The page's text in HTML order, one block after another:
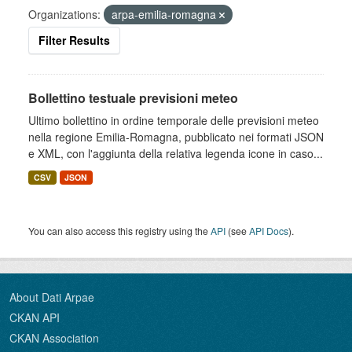
Organizations:
arpa-emilia-romagna
Filter Results
Bollettino testuale previsioni meteo
Ultimo bollettino in ordine temporale delle previsioni meteo
nella regione Emilia-Romagna, pubblicato nei formati JSON
e XML, con l'aggiunta della relativa legenda icone in caso...
CSV JSON
You can also access this registry using theAPI (seeAPI Docs).
About Dati Arpae
CKAN API
CKAN Association